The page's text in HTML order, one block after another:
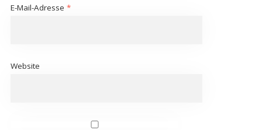
E-Mail-Adresse *
Website